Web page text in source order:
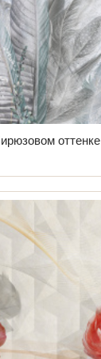
оттенке